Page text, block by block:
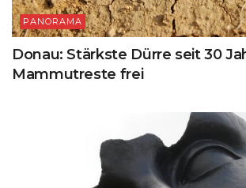
PANORAMA
Donau: Stärkste Dürre seit 30
Mammutreste frei